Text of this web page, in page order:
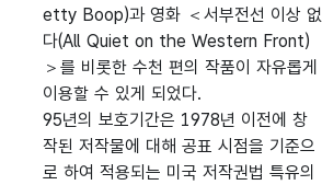
etty Boop)과 영화 ＜서부전선 이상 없
다(All Quiet on the Western Front)
＞를 비롯한 수천 편의 작품이 자유롭게
이용할 수 있게 되었다.
95년의 보호기간은 1978년 이전에 창
작된 저작물에 대해 공표 시점을 기준으
로 하여 적용되는 미국 저작권법 특유의